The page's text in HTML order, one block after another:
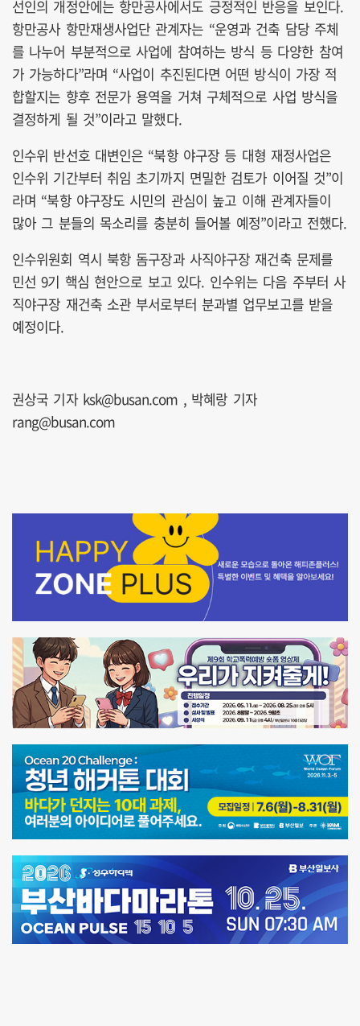
선인의 개정안에는 항만공사에서도 긍정적인 반응을 보인다.
항만공사 항만재생사업단 관계자는 “운영과 건축 담당 주체
를 나누어 부분적으로 사업에 참여하는 방식 등 다양한 참여
가 가능하다”라며 “사업이 추진된다면 어떤 방식이 가장 적
합할지는 향후 전문가 용역을 거쳐 구체적으로 사업 방식을
결정하게 될 것”이라고 말했다.
인수위 반선호 대변인은 “북항 야구장 등 대형 재정사업은
인수위 기간부터 취임 초기까지 면밀한 검토가 이어질 것”이
라며 “북항 야구장도 시민의 관심이 높고 이해 관계자들이
많아 그 분들의 목소리를 충분히 들어볼 예정”이라고 전했다.
인수위원회 역시 북항 돔구장과 사직야구장 재건축 문제를
민선 9기 핵심 현안으로 보고 있다. 인수위는 다음 주부터 사
직야구장 재건축 소관 부서로부터 분과별 업무보고를 받을
예정이다.
권상국 기자 ksk@busan.com , 박혜랑 기자
rang@busan.com